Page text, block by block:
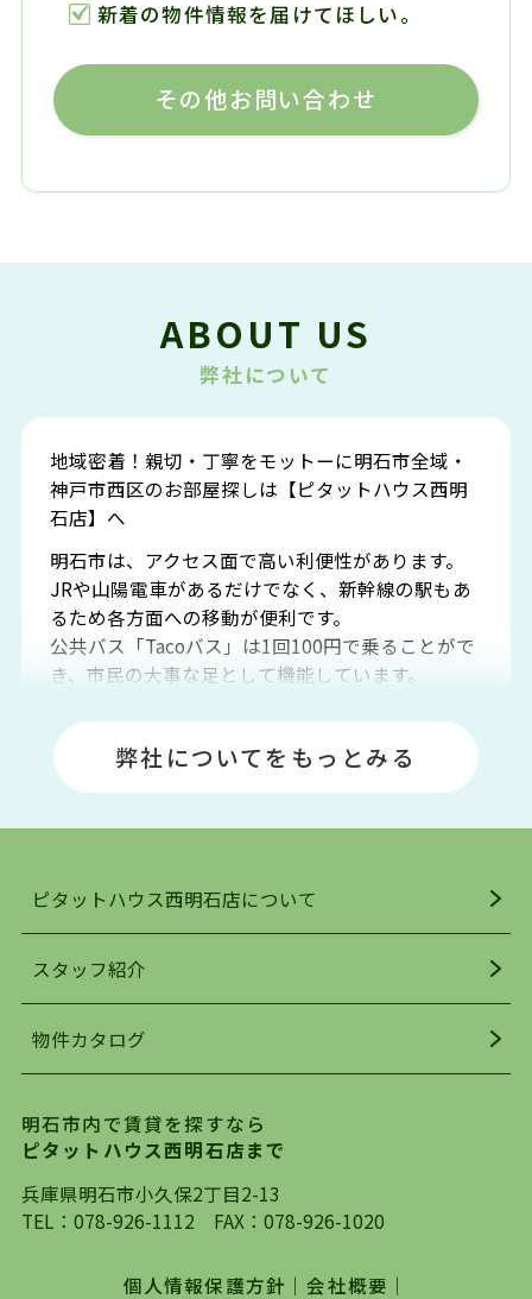
新着の物件情報を届けてほしい。
その他お問い合わせ
ABOUT US
弊社について
地域密着！親切・丁寧をモットーに明石市全域・
神戸市西区のお部屋探しは【ピタットハウス西明
石店】へ
明石市は、アクセス面で高い利便性があります。
JRや山陽電車があるだけでなく、新幹線の駅もあ
るため各方面への移動が便利です。
公共バス「Tacoバス」は1回100円で乗ることがで
き、市民の大事な足として機能しています。
場や釣りスポットが多くあります。JR「大久保
駅」周辺には、ビブレ・イオンをはじめとした買
い物施設も多くあり、買い物にも困りません。
明石駅・西明石駅を中心に、明石市・神戸市西区
でお部屋探している方は、ぜひ当ＨＰにて物件を
お探しになってください。弊社は、スタッフの平
を行っており地域最大級の情報取扱量を誇ってお
ります。店頭で限られた物件をご紹介する、従来
自身でインターネットを利用し、理想のお部屋を
探していただき、選択していただいた物件情報に
対して、専門知識を持ったスタッフがサポートさ
せていただくスタイルを心がけております。私た
は、一度だけでは終わらない、お客様との末長い
弊社についてをもっとみる
ピタットハウス西明石店について
スタッフ紹介
物件カタログ
明石市内で賃貸を探すなら
ピタットハウス西明石店まで
兵庫県明石市小久保2丁目2-13
TEL： 078-926-1112 FAX：078-926-1020
個人情報保護方針 ｜会社概要 ｜